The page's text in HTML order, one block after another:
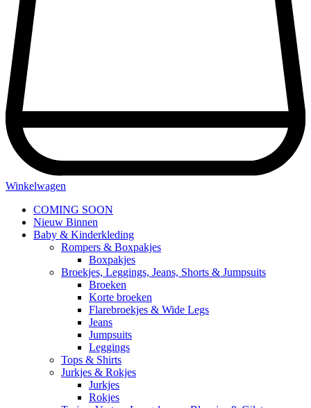
Winkelwagen
COMING SOON
Nieuw Binnen
Baby & Kinderkleding
Rompers & Boxpakjes
Boxpakjes
Broekjes, Leggings, Jeans, Shorts & Jumpsuits
Broeken
Korte broeken
Flarebroekjes & Wide Legs
Jeans
Jumpsuits
Leggings
Tops & Shirts
Jurkjes & Rokjes
Jurkjes
Rokjes